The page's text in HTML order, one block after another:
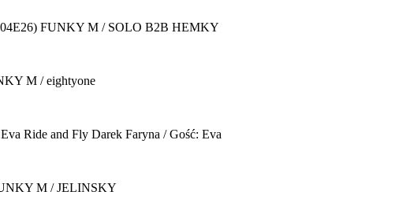
FUNKY M / SOLO B2B HEMKY
M / eightyone
Ride and Fly Darek Faryna / Gość: Eva
M / JELINSKY